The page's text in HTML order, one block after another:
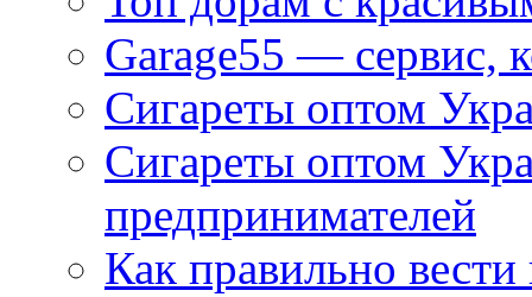
Garage55 — сервис,
Сигареты оптом
Сигареты оптом
предпринимателей
Как правильно